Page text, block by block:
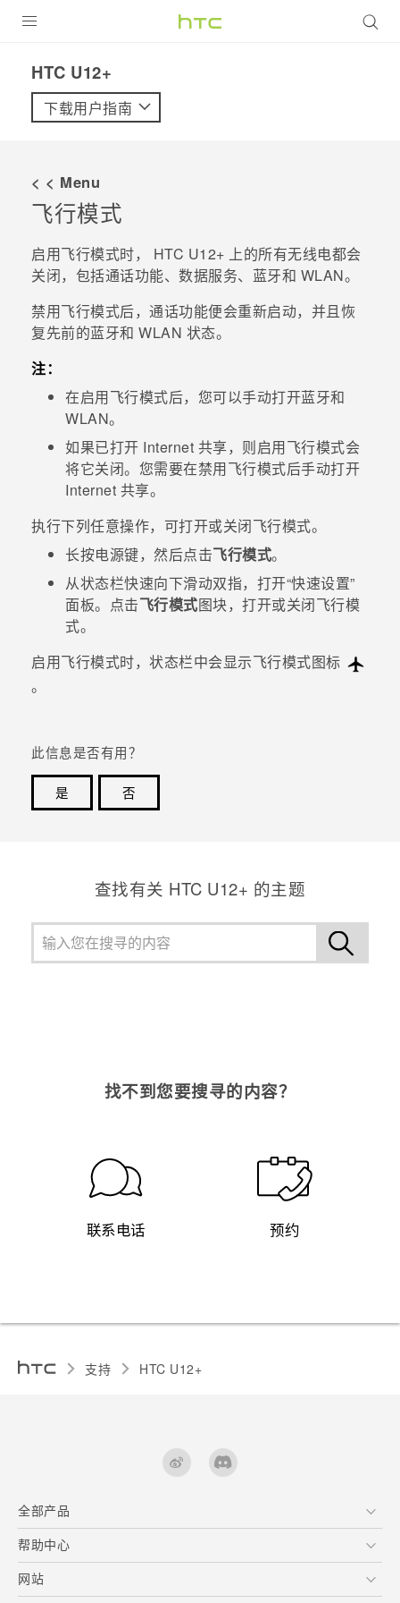
VIVE
支持帮助
在线客服
HTC U12+‎
下载用户指南
< < Menu
飞行模式
启用飞行模式时， HTC U12+ 上的所有无线电都会
关闭，包括通话功能、数据服务、 蓝牙和 WLAN。
禁用飞行模式后，通话功能便会重新启动，并且恢
复先前的蓝牙和 WLAN 状态。
注：
在启用飞行模式后，您可以手动打开蓝牙和
WLAN。
如果已打开 Internet 共享，则启用飞行模式会
将它关闭。您需要在禁用飞行模式后手动打开
Internet 共享。
执行下列任意操作，可打开或关闭飞行模式。
长按电源键，然后点击飞行模式。
从状态栏快速向下滑动双指，打开​“‍快速设置”
面板。点击飞行模式图块，打开或关闭飞行模
式。
启用飞行模式时，状态栏中会显示飞行模式图标
。
此信息是否有用？
是
否
查找有关 HTC U12+ 的主题
找不到您要搜寻的内容？
联系电话 预约
支持 HTC U12+‎
全部产品
区块链智能手机
VIVE
帮助中心
在线客服
网站